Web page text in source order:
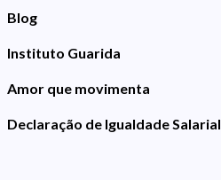
Blog
Instituto Guarida
Amor que movimenta
Declaração de Igualdade Salarial